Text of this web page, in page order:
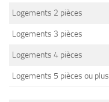
Logements 2 pièces
Logements 3 pièces
Logements 4 pièces
Logements 5 pièces ou plus